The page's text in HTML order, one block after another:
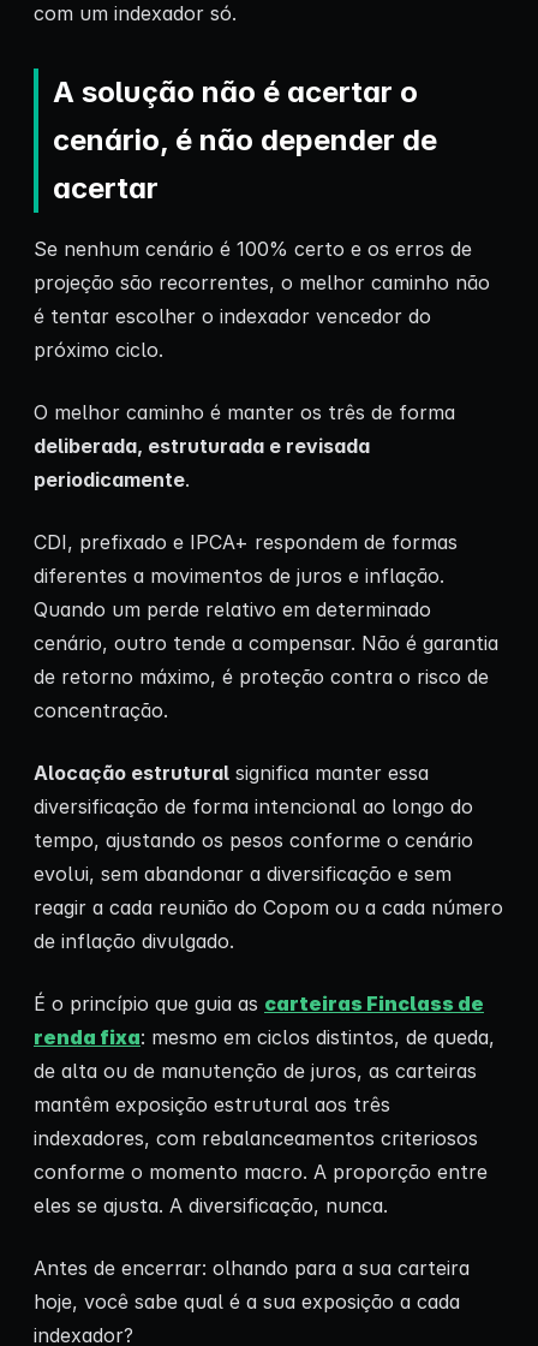
com um indexador só.
A solução não é acertar o
cenário, é não depender de
acertar
Se nenhum cenário é 100% certo e os erros de
projeção são recorrentes, o melhor caminho não
é tentar escolher o indexador vencedor do
próximo ciclo.
O melhor caminho é manter os três de forma
deliberada, estruturada e revisada
periodicamente.
CDI, prefixado e IPCA+ respondem de formas
diferentes a movimentos de juros e inflação.
Quando um perde relativo em determinado
cenário, outro tende a compensar. Não é garantia
de retorno máximo, é proteção contra o risco de
concentração.
Alocação estrutural significa manter essa
diversificação de forma intencional ao longo do
tempo, ajustando os pesos conforme o cenário
evolui, sem abandonar a diversificação e sem
reagir a cada reunião do Copom ou a cada número
de inflação divulgado.
É o princípio que guia as carteiras Finclass de
renda fixa: mesmo em ciclos distintos, de queda,
de alta ou de manutenção de juros, as carteiras
mantêm exposição estrutural aos três
indexadores, com rebalanceamentos criteriosos
conforme o momento macro. A proporção entre
eles se ajusta. A diversificação, nunca.
Antes de encerrar: olhando para a sua carteira
hoje, você sabe qual é a sua exposição a cada
indexador?